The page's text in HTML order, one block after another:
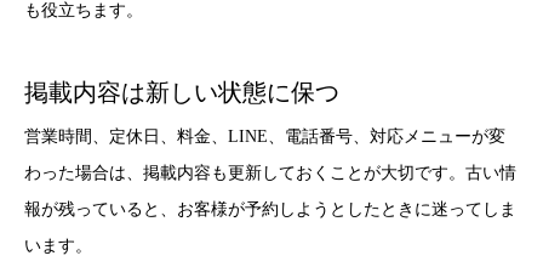
も役立ちます。
掲載内容は新しい状態に保つ
営業時間、定休日、料金、LINE、電話番号、対応メニューが変
わった場合は、掲載内容も更新しておくことが大切です。古い情
報が残っていると、お客様が予約しようとしたときに迷ってしま
います。